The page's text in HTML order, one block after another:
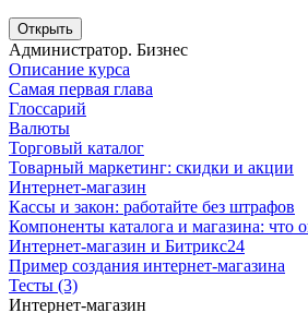
Открыть
Администратор. Бизнес
Описание курса
Самая первая глава
Глоссарий
Валюты
Торговый каталог
Товарный маркетинг: скидки и акции
Интернет-магазин
Кассы и закон: работайте без штрафов
Компоненты каталога и магазина: что
Интернет-магазин и Битрикс24
Пример создания интернет-магазина
Тесты (3)
Интернет-магазин